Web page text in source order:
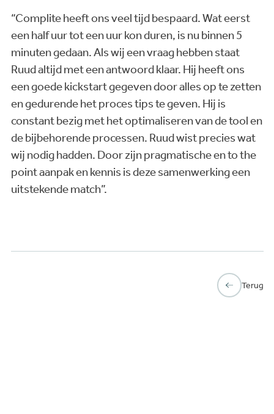
“Complite heeft ons veel tijd bespaard. Wat eerst
een half uur tot een uur kon duren, is nu binnen 5
minuten gedaan. Als wij een vraag hebben staat
Ruud altijd met een antwoord klaar. Hij heeft ons
een goede kickstart gegeven door alles op te zetten
en gedurende het proces tips te geven. Hij is
constant bezig met het optimaliseren van de tool en
de bijbehorende processen. Ruud wist precies wat
wij nodig hadden. Door zijn pragmatische en to the
point aanpak en kennis is deze samenwerking een
uitstekende match”.
Terug